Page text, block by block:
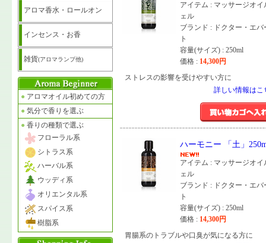
アロマ香水・ロールオン
インセンス・お香
雑貨(アロマランプ他)
● アロマオイル初めての方
● 気分で香りを選ぶ
● 香りの種類で選ぶ
フローラル系
シトラス系
ハーバル系
ウッディ系
オリエンタル系
スパイス系
樹脂系
アイテム : マッサージオイ
ェル
ブランド : ドクター・エバ
ト
容量(サイズ) : 250ml
価格 : 14,300円
ストレスの影響を受けやすい方に
詳しい情報はこ
ハーモニー 「土」
アイテム : マッサージオイ
ェル
ブランド : ドクター・エバ
ト
容量(サイズ) : 250ml
価格 : 14,300円
胃腸系のトラブルや口臭が気になる方に